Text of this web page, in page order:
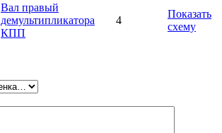
Вал правый
демультипликатора
КПП
4
Показать
схему